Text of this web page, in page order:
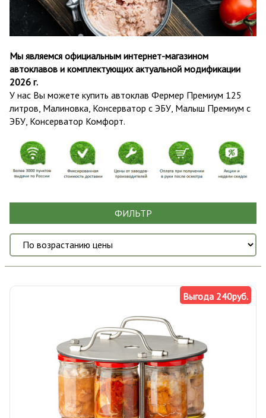
Мы являемся официальным интернет-магазином
автоклавов и комплектующих актуальной модификации
2026 г.
У нас Вы можете купить автоклав Фермер Премиум 125
литров, Малиновка, Консерватор с ЭБУ, Малыш Премиум с
ЭБУ, Консерватор Комфорт.
ФИЛЬТР
Выгода 240руб.